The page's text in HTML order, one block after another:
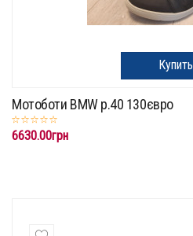
Купить
Мотоботи BMW p.40 130євро
6630.00грн